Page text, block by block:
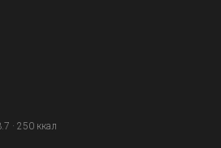
· 250 ккал